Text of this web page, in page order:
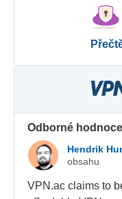
Odborné
Hendrik
obsahu
VPN.ac claims to